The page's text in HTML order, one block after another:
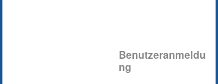
Benutzeranmeldu
ng